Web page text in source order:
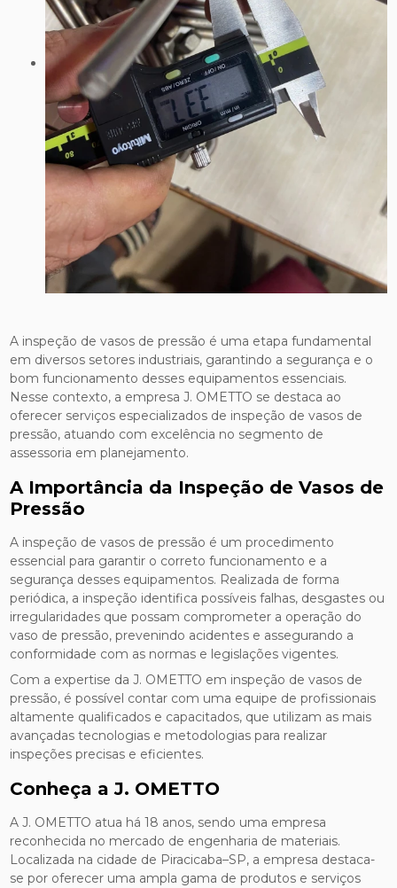
A inspeção de vasos de pressão é uma etapa fundamental
em diversos setores industriais, garantindo a segurança e o
bom funcionamento desses equipamentos essenciais.
Nesse contexto, a empresa J. OMETTO se destaca ao
oferecer serviços especializados de inspeção de vasos de
pressão, atuando com excelência no segmento de
assessoria em planejamento.
A Importância da Inspeção de Vasos de
Pressão
A inspeção de vasos de pressão é um procedimento
essencial para garantir o correto funcionamento e a
segurança desses equipamentos. Realizada de forma
periódica, a inspeção identifica possíveis falhas, desgastes ou
irregularidades que possam comprometer a operação do
vaso de pressão, prevenindo acidentes e assegurando a
conformidade com as normas e legislações vigentes.
Com a expertise da J. OMETTO em inspeção de vasos de
pressão, é possível contar com uma equipe de profissionais
altamente qualificados e capacitados, que utilizam as mais
avançadas tecnologias e metodologias para realizar
inspeções precisas e eficientes.
Conheça a J. OMETTO
A J. OMETTO atua há 18 anos, sendo uma empresa
reconhecida no mercado de engenharia de materiais.
Localizada na cidade de Piracicaba–SP, a empresa destaca-
se por oferecer uma ampla gama de produtos e serviços